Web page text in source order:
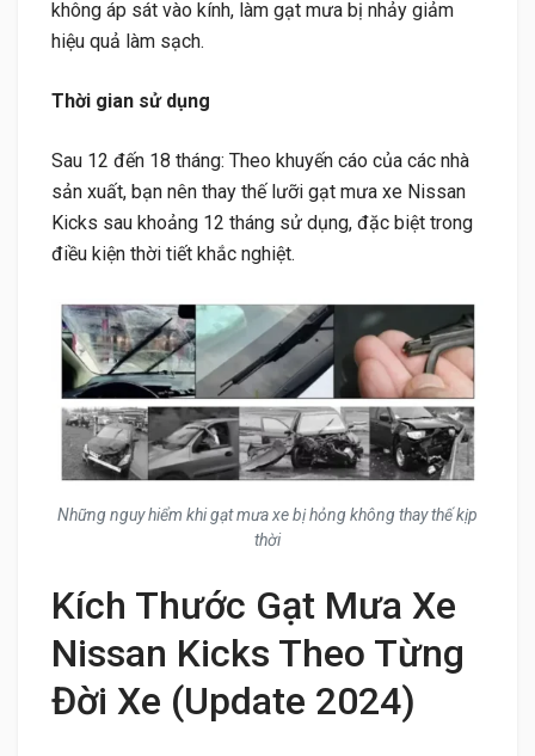
không áp sát vào kính, làm gạt mưa bị nhảy giảm
hiệu quả làm sạch.
Thời gian sử dụng
Sau 12 đến 18 tháng: Theo khuyến cáo của các nhà
sản xuất, bạn nên thay thế lưỡi gạt mưa xe Nissan
Kicks sau khoảng 12 tháng sử dụng, đặc biệt trong
điều kiện thời tiết khắc nghiệt.
Những nguy hiểm khi gạt mưa xe bị hỏng không thay thế kịp
thời
Kích Thước Gạt Mưa Xe
Nissan Kicks Theo Từng
Đời Xe (Update 2024)